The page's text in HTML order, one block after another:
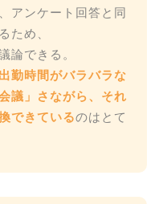
アンケート回答と同
ため、
論できる。
出勤時間がバラバラな
議」さながら、それ
できているのはとて